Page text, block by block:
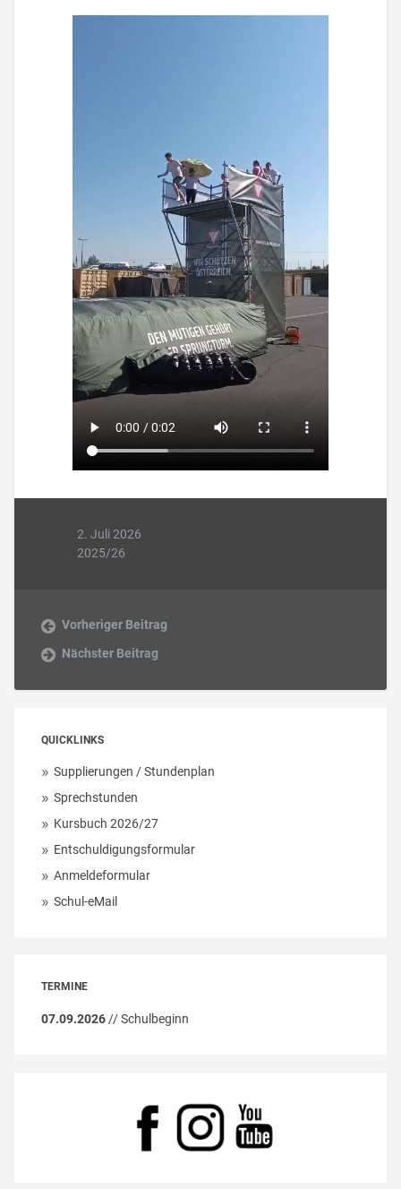
2. Juli 2026
2025/26
Vorheriger Beitrag
Nächster Beitrag
QUICKLINKS
Supplierungen / Stundenplan
Sprechstunden
Kursbuch 2026/27
Entschuldigungsformular
Anmeldeformular
Schul-eMail
TERMINE
07.09.2026// Schulbeginn